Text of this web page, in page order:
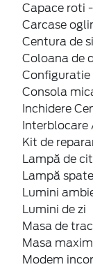
Capace roti
Carcase
Centura de
Coloana de
Consola
Inchidere
Interblocare
Kit de
Lampă de
Lampă
Lumini
Lumini de zi
Masa de
Masa
Modem